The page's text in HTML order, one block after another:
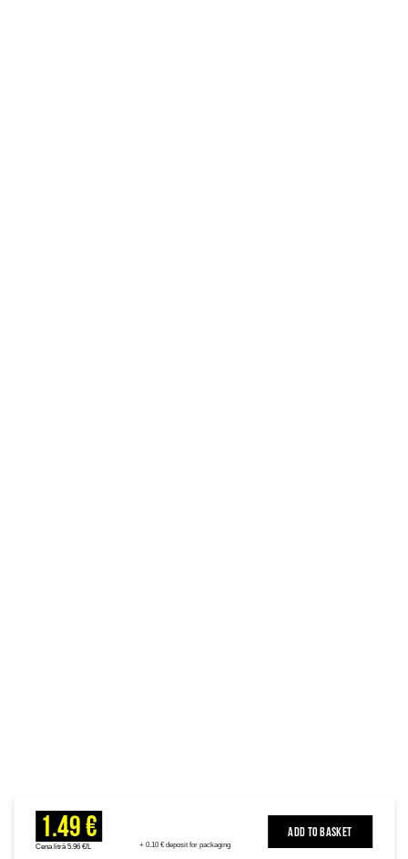
1.49 €
Cena litrā 5.96 €/L + 0.10 € deposit for packaging
ADD TO BASKET